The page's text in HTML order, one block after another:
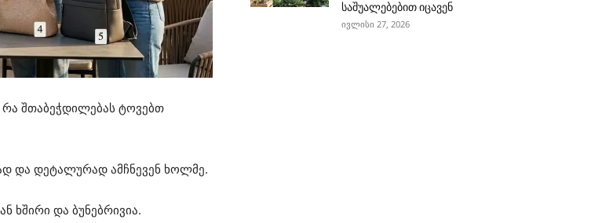
შთაბეჭდილებას ტოვებთ
და დეტალურად ამჩნევენ ხოლმე.
ხშირი და ბუნებრივია.
საშუალებებით იცავენ
ივლისი 27, 2026